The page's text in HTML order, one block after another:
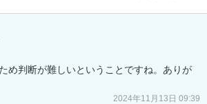
め判断が難しいということですね。ありが
2024年11月13日 09:39